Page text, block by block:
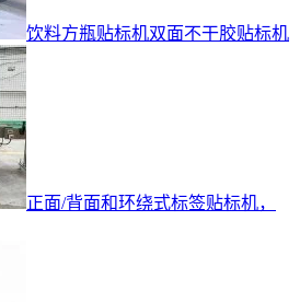
饮料方瓶贴标机双面不干胶贴标机
正面/背面和环绕式标签贴标机，